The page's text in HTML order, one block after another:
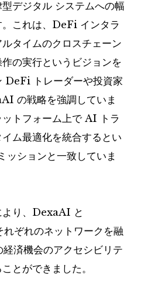
デジタル システムへの幅
これは、DeFi インタラ
タイムのクロスチェーン
の実行というビジョンを
DeFi トレーダーや投資家
の戦略を強調していま
トフォーム上で AI トラ
ム最適化を統合するとい
ションと一致していま
より、DexaAI と
ぞれのネットワークを融
済機会のアクセシビリテ
とができました。